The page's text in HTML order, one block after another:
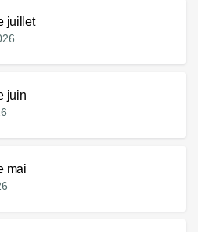
juillet
juin
mai